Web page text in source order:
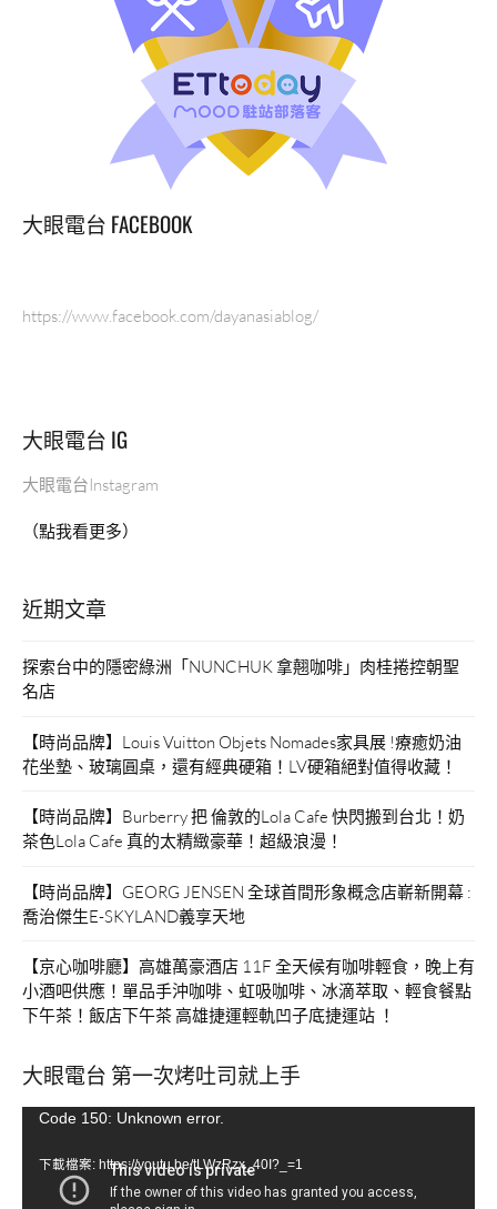
大眼電台 FACEBOOK
https://www.facebook.com/dayanasiablog/
大眼電台 IG
大眼電台Instagram
（點我看更多）
近期文章
探索台中的隱密綠洲「NUNCHUK 拿翹咖啡」肉桂捲控朝聖
名店
【時尚品牌】Louis Vuitton Objets Nomades家具展 !療癒奶油
花坐墊、玻璃圓桌，還有經典硬箱！LV硬箱絕對值得收藏！
【時尚品牌】Burberry 把 倫敦的Lola Cafe 快閃搬到台北！奶
茶色Lola Cafe 真的太精緻豪華！超級浪漫！
【時尚品牌】GEORG JENSEN 全球首間形象概念店嶄新開幕 :
喬治傑生E-SKYLAND義享天地
【京心咖啡廳】高雄萬豪酒店 11F 全天候有咖啡輕食，晚上有
小酒吧供應！單品手沖咖啡、虹吸咖啡、冰滴萃取、輕食餐點
下午茶！飯店下午茶 高雄捷運輕軌凹子底捷運站 ！
大眼電台 第一次烤吐司就上手
視Code 150: Unknown error.
下載檔案: https://youtu.be/tLWzRzx_40I?_=1